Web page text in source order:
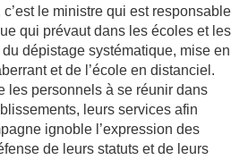
le ministre qui est responsable
qui prévaut dans les écoles et les
dépistage systématique, mise en
et de l’école en distanciel.
les personnels à se réunir dans
leurs services afin
ignoble l’expression des
de leurs statuts et de leurs